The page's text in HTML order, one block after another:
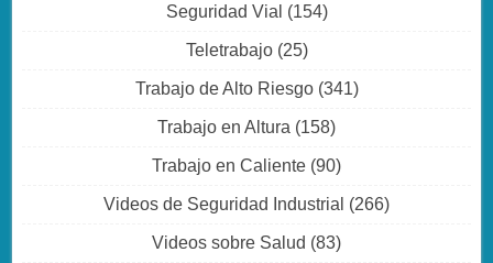
Seguridad Vial (154)
Teletrabajo(25)
Trabajo de Alto Riesgo(341)
Trabajo en Altura (158)
Trabajo en Caliente (90)
Videos de Seguridad Industrial (266)
Videos sobre Salud (83)